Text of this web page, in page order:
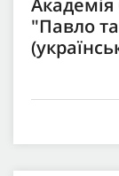
"Павло